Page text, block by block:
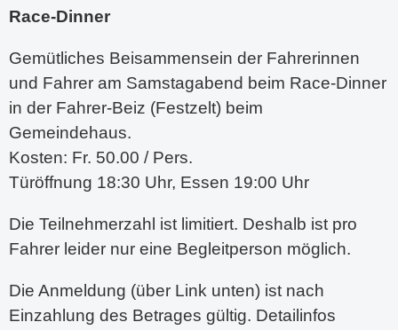
Race-Dinner
Gemütliches Beisammensein der Fahrerinnen
und Fahrer am Samstagabend beim Race-Dinner
in der Fahrer-Beiz (Festzelt) beim
Gemeindehaus.
Kosten: Fr. 50.00 / Pers.
Türöffnung 18:30 Uhr, Essen 19:00 Uhr
Die Teilnehmerzahl ist limitiert. Deshalb ist pro
Fahrer leider nur eine Begleitperson möglich.
Die Anmeldung (über Link unten) ist nach
Einzahlung des Betrages gültig. Detailinfos